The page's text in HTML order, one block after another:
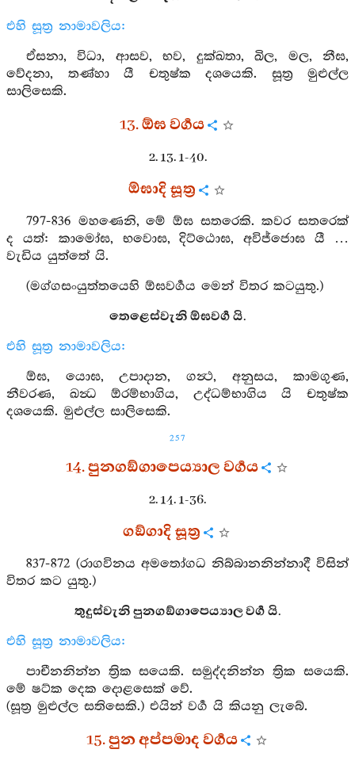
එහි සූත්‍ර නාමාවලිය:
ඒසනා, විධා, ආසව, භව, දුක්ඛතා, ඛිල, මල, නීඝ,
වේදනා, තණ්හා යී චතුෂ්ක දශයෙකි. සූත්‍ර මුළුල්ල
සාලිසෙකි.
13. ඕඝ වර්‍ගය
2. 13. 1-40.
ඕඝාදි සූත්‍ර
797-836 මහණෙනි, මේ ඕඝ සතරෙකි. කවර සතරෙක්
ද යත්: කාමෝඝ, භවොඝ, දිට්ඨොඝ, අවිජ්ජොඝ යී …
වැඩිය යුත්තේ යි.
(මග්ගසංයුත්තයෙහි ඕඝවර්‍ගය මෙන් විතර කටයුතු.)
තෙළෙස්වැනි ඕඝවර්‍ග යි.
එහි සූත්‍ර නාමාවලිය:
ඕඝ, යොඝ, උපාදාන, ගන්‍ථ, අනුසය, කාමගුණ,
නීවරණ, ඛන්‍ධ ඕරම්භාගිය, උද්ධම්භාගිය යි චතුෂ්ක
දශයෙකි. මුළුල්ල සාලිසෙකි.
257
14. පුනගඞ්ගාපෙය්‍යාල වර්‍ගය
2. 14. 1-36.
ගඞ්ගාදි සූත්‍ර
837-872 (රාගවිනය අමතෝගධ නිබ්බානනින්නාදී විසින්
විතර කට යුතු.)
තුදුස්වැනි පුනගඞ්ගාපෙය්‍යාල වර්‍ග යි.
එහි සූත්‍ර නාමාවලිය:
පාචීනනින්න ත්‍රික සයෙකි. සමුද්දනින්න ත්‍රික සයෙකි.
මේ ෂට්ක දෙක දොළසෙක් වේ.
(සූත්‍ර මුළුල්ල සතිසෙකි.) එයින් වර්‍ග යි කියනු ලැබේ.
15. පුන අප්පමාද වර්‍ගය